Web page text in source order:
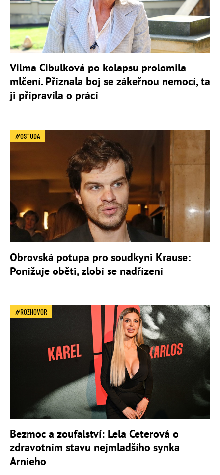
Vilma Cibulková po kolapsu prolomila
mlčení. Přiznala boj se zákeřnou nemocí, ta
ji připravila o práci
OSTUDA
Obrovská potupa pro soudkyni Krause:
Ponižuje oběti, zlobí se nadřízení
ROZHOVOR
Bezmoc a zoufalství: Lela Ceterová o
zdravotním stavu nejmladšího synka
Arnieho